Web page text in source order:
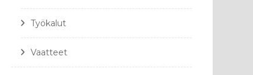
Työkalut
Vaatteet